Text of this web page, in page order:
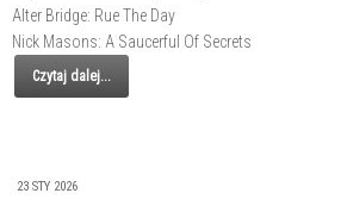
Alter Bridge: Rue The Day
Nick Masons: A Saucerful Of Secrets
Czytaj dalej...
23 STY 2026